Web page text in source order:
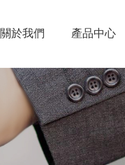
關於我們 產品中心